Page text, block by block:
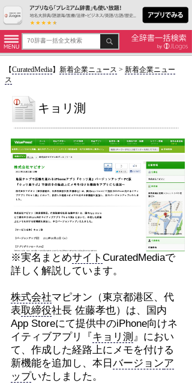
【CuratedMedia】 新着企業ニュース > 新着企業ニュー
ス
キョリ測
※実名まとめサイト CuratedMediaで
詳しく解説しています。
株式会社マピオン（東京都港区、代
表取締役社長 佐藤孝也）は、国内
App Storeにて提供中のiPhone向けネ
イティブアプリ『キョリ測 』におい
て、作成した経路上にメモを付ける
新機能を追加し、本日 バージョンア
ップいたしました。